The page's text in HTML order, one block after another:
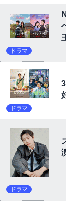
ドラマ
ドラマ
ドラマ